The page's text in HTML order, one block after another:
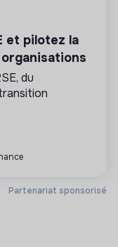
de concevoir
éco-
de la
Partenariat sponsorisé
et pilotez la
du